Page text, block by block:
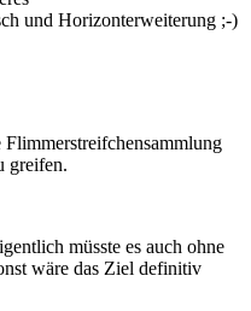
und Horizonterweiterung ;-)
greifen.
müsste es auch ohne
wäre das Ziel definitiv